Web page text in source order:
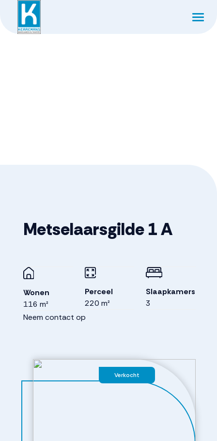
Verkocht
Metselaarsgilde1A
Wonen
116 m²
Perceel
220 m²
Slaapkamers
3
Neem contact op